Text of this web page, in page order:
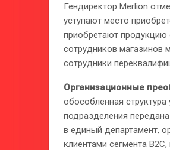
Гендиректор Merlion
уступают место
приобретают продукцию
сотрудников магазинов
сотрудники
Организационные
обособленная структура
подразделения
в единый департамент,
клиентами сегмента